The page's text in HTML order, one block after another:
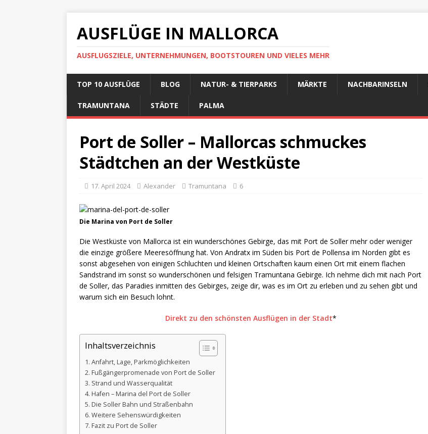
AUSFLÜGE IN MALLORCA
AUSFLUGSZIELE, UNTERNEHMUNGEN, BOOTSTOUREN UND VIELES MEHR
TOP 10 AUSFLÜGE BLOG NATUR- & TIERPARKS MÄRKTE NACHBARINSELN
TRAMUNTANA STÄDTE PALMA
Port de Soller – Mallorcas schmuckes
Städtchen an der Westküste
17. April 2024 Alexander Tramuntana 6
Die Marina von Port de Soller
Die Westküste von Mallorca ist ein wunderschönes Gebirge, das mit Port de Soller mehr oder weniger
die einzige größere Meeresöffnung hat. Von Andratx im Süden bis Port de Pollensa im Norden gibt es
sonst abgesehen von einigen Schluchten und kleinen Ortschaften kaum einen Ort mit einem flachen
Sandstrand im sonst so wunderschönen und felsigen Tramuntana Gebirge. Ich nehme dich mit nach Port
de Soller, das Paradies inmitten des Gebirges, zeige dir, was es im Ort zu erleben und zu sehen gibt und
warum sich ein Besuch lohnt.
Direkt zu den schönsten Ausflügen in der Stadt*
Inhaltsverzeichnis
Anfahrt, Lage, Parkmöglichkeiten
Fußgängerpromenade von Port de Soller
Strand und Wasserqualität
Hafen – Marina del Port de Soller
Die Soller Bahn und Straßenbahn
Weitere Sehenswürdigkeiten
Fazit zu Port de Soller